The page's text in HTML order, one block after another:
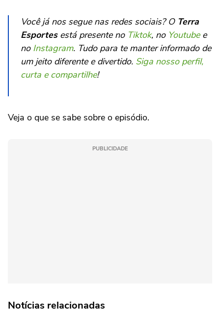
Você já nos segue nas redes sociais? O Terra
Esportesestá presente no Tiktok, no Youtubee
no Instagram. Tudo para te manter informado de
um jeito diferente e divertido. Siga nosso perfil,
curta e compartilhe!
Veja o que se sabe sobre o episódio.
PUBLICIDADE
Notícias relacionadas